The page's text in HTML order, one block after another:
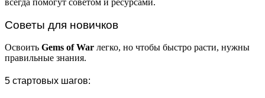
Советы для новичков
Освоить Gems of War легко, но чтобы быстро расти, нужны
правильные знания.
5 стартовых шагов: